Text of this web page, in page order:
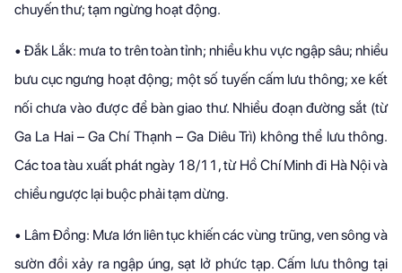
chuyến thư; tạm ngừng hoạt động.
• Đắk Lắk: mưa to trên toàn tỉnh; nhiều khu vực ngập sâu; nhiều
bưu cục ngưng hoạt động; một số tuyến cấm lưu thông; xe kết
nối chưa vào được để bàn giao thư. Nhiều đoạn đường sắt (từ
Ga La Hai – Ga Chí Thạnh – Ga Diêu Trì) không thể lưu thông.
Các toa tàu xuất phát ngày 18/11, từ Hồ Chí Minh đi Hà Nội và
chiều ngược lại buộc phải tạm dừng.
• Lâm Đồng: Mưa lớn liên tục khiến các vùng trũng, ven sông và
sườn đồi xảy ra ngập úng, sạt lở phức tạp. Cấm lưu thông tại